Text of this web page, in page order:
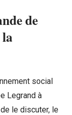
de
social
Legrand à
le discuter, le